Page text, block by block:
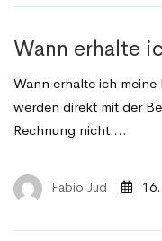
Wann erhalte
Wann erhalte ich meine
werden direkt mit der
Rechnung nicht …
Fabio Jud